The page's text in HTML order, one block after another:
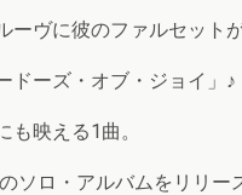
ーヴに彼のファルセット
ドーズ・オブ・ジョイ」♪
も映える1曲。
ソロ・アルバムをリリー